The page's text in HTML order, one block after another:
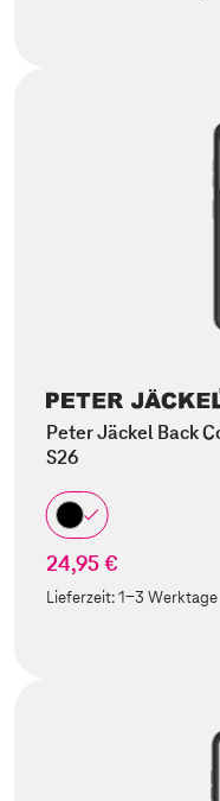
Peter Jäckel Back
S26
24,95 €
Lieferzeit:1-3 Werktage